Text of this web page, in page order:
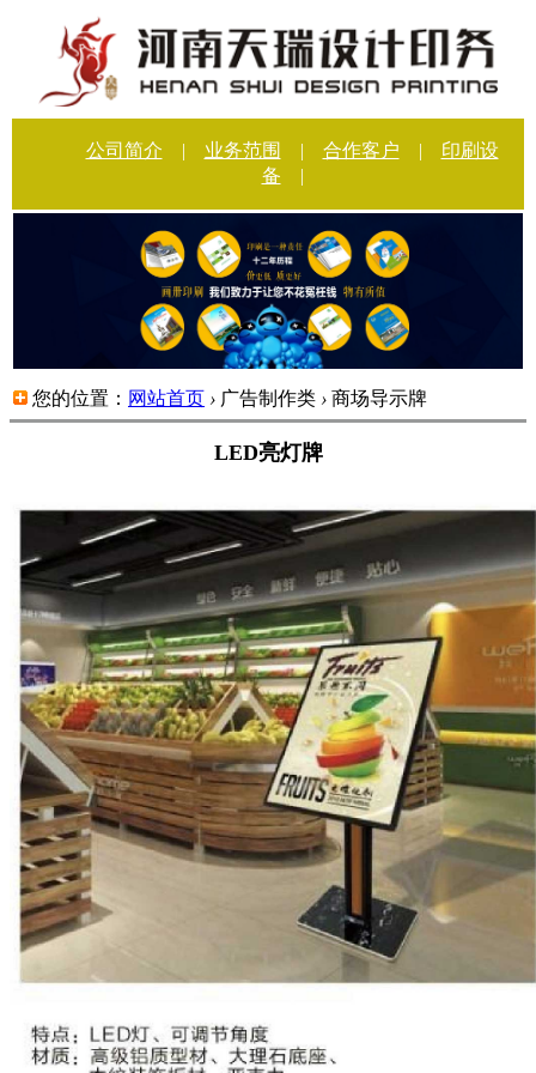
公司简介 | 业务范围 | 合作客户 |
印刷设
备
|
您的位置： 网站首页 › 广告制作类 › 商场导示牌
LED亮灯牌